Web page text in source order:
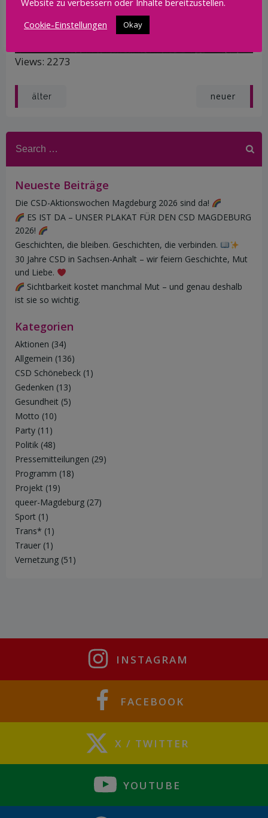
Views: 2273
Post
navigation
älter
navigation
neuer
for:
Neueste Beiträge
Die CSD-Aktionswochen Magdeburg 2026 sind da!
ES IST DA – UNSER PLAKAT FÜR DEN CSD MAGDEBURG
2026!
Geschichten, die bleiben. Geschichten, die verbinden.
30 Jahre CSD in Sachsen-Anhalt – wir feiern Geschichte, Mut
und Liebe.
Sichtbarkeit kostet manchmal Mut – und genau deshalb
ist sie so wichtig.
Kategorien
Aktionen (34)
Allgemein (136)
CSD Schönebeck (1)
Gedenken (13)
Gesundheit (5)
Motto (10)
Party (11)
Politik (48)
Pressemitteilungen (29)
Programm (18)
Projekt (19)
queer-Magdeburg (27)
Sport (1)
Trans* (1)
Trauer (1)
Vernetzung (51)
INSTAGRAM
FACEBOOK
X / TWITTER
YOUTUBE
Cookie-Einstellungen
Okay